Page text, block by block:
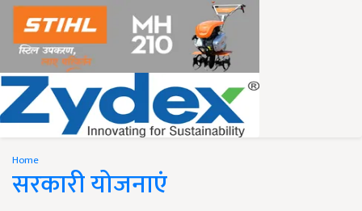
Home
सरकारी योजनाएं